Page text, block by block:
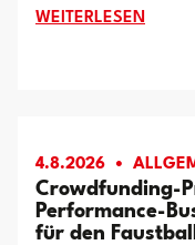
2026 dabei – vom
Turniere, ihren
und die Menschen
geprägt haben.
WEITERLESEN
VON CHILE
Crowdfunding-
Performance-
für den
4.8.2026